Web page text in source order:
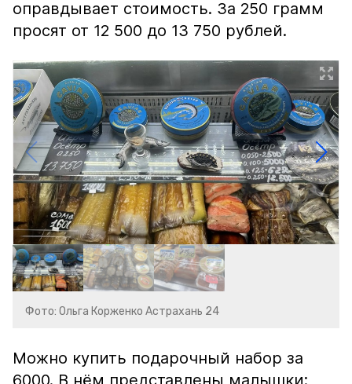
оправдывает стоимость. За 250 грамм
просят от 12 500 до 13 750 рублей.
Фото: Ольга Корженко Астрахань 24
Можно купить подарочный набор за
6000. В нём представлены малышки: